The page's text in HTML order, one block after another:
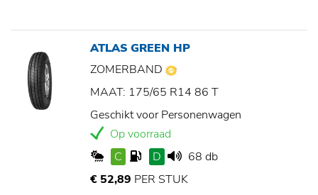
ATLAS GREEN HP
ZOMERBAND
MAAT: 175/65 R14 86 T
Geschikt voor Personenwagen
Op voorraad
C
D
68 db
€ 52,89 PER STUK